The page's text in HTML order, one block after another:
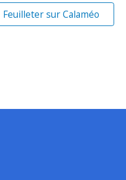
Feuilleter sur Calaméo